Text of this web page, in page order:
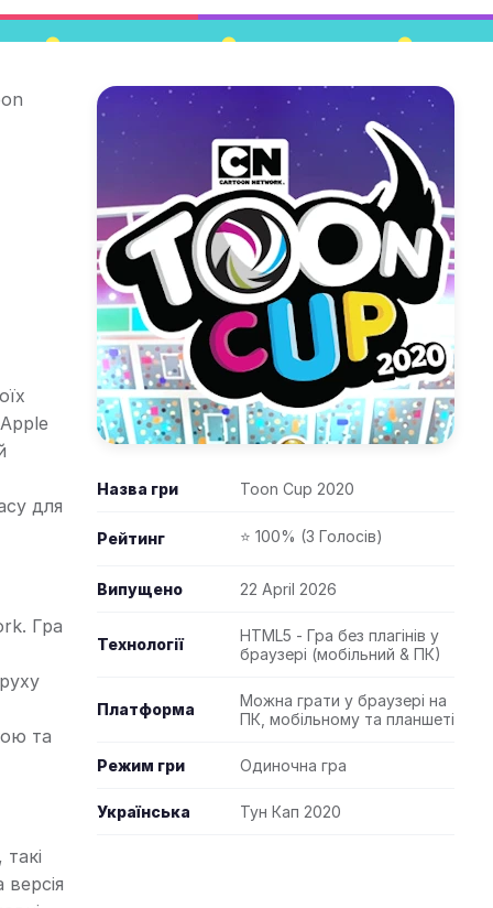
для
Гра
та
Назва гри Toon Cup 2020
Рейтинг ⭐ 100% (3 Голосів)
Випущено 22 April 2026
Технології
HTML5 - Гра без плагінів у
браузері (мобільний & ПК)
Платформа
Можна грати у браузері на
ПК, мобільному та планшеті
Режим гри Одиночна гра
Українська Тун Кап 2020